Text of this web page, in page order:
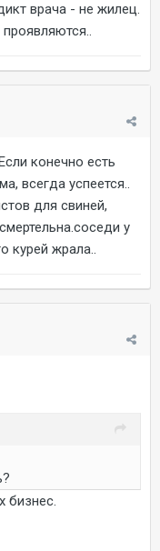
врача - не жилец.
конечно есть
всегда успеется..
для свиней,
у
курей жрала..
бизнес.